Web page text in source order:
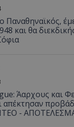
Παναθηναϊκός,
και θα
Άαρχους και
απέκτησαν
-